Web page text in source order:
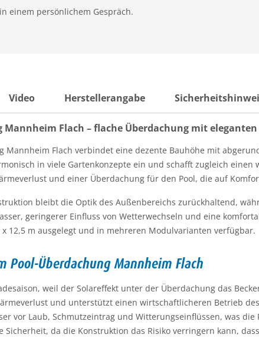
einem persönlichem Gespräch.
Video Herstellerangabe
Mannheim Flach – flache Überdachung mit
Mannheim Flach verbindet eine dezente Bauhöhe mit
in viele Gartenkonzepte ein und schafft zugleich
und einer Überdachung für den Pool, die auf
bleibt die Optik des Außenbereichs zurückhaltend,
geringerer Einfluss von Wetterwechseln und eine
x 12,5 m ausgelegt und in mehreren Modulvarianten verfügbar.
Pool-Überdachung Mannheim Flach
weil der Solareffekt unter der Überdachung das
und unterstützt einen wirtschaftlicheren Betrieb
vor Laub, Schmutzeintrag und Witterungseinflüssen, was
Sicherheit, da die Konstruktion das Risiko verringern kann,